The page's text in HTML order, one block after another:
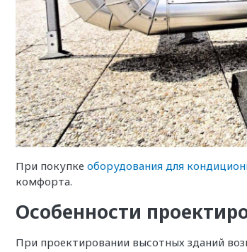
При покупке оборудования для
комфорта.
Особенности
При проектировании высотных зданий